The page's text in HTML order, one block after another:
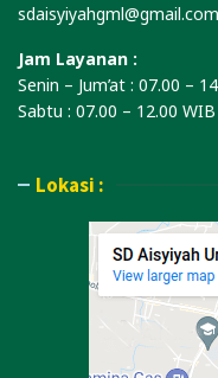
sdaisyiyahgml@gmail.com
Jam Layanan :
Senin – Jum’at : 07.00 –
Sabtu : 07.00 – 12.00 WIB
Lokasi :